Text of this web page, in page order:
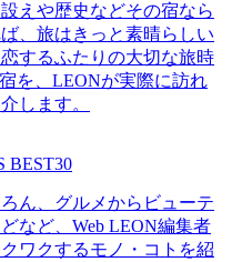
えや歴史などその宿なら
、旅はきっと素晴らしい
するふたりの大切な旅時
を、LEONが実際に訪れ
します。
BEST30
ん、グルメからビューテ
など、Web LEON編集者
ワクするモノ・コトを紹